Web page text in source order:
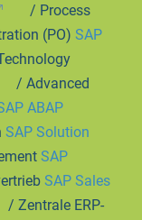
/ Process
(PO) SAP
/ Advanced
ABAP
SAP Solution
SAP
SAP Sales
/ Zentrale ERP-